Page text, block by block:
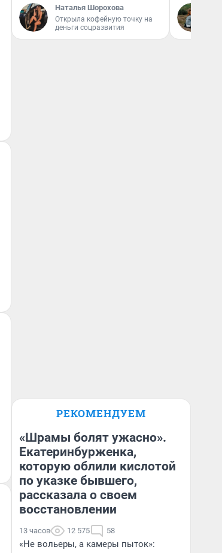
Наталья Шорохова
Открыла кофейную точку на
деньги соцразвития
РЕКОМЕНДУЕМ
«Шрамы болят ужасно».
Екатеринбурженка,
которую облили кислотой
по указке бывшего,
рассказала о своем
восстановлении
13 часов 12 575 58
«Не вольеры, а камеры пыток»: